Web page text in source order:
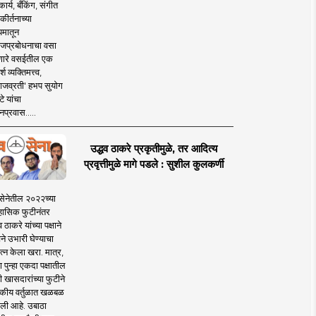
बँकिंग, संगीत
वसा
वसईतील एक
व्यक्तिमत्त्व,
हभप सुयोग
यांचा
उद्धव ठाकरे प्रकृतीमुळे, तर आदित्य
प्रवृत्तीमुळे मागे पडले : सुशील कुलकर्णी
२०२२च्या
फुटीनंतर
ठाकरे यांच्या पक्षाने
उभारी घेण्याचा
केला खरा. मात्र,
एकदा पक्षातील
खासदारांच्या फुटीने
वर्तुळात खळबळ
आहे. उबाठा